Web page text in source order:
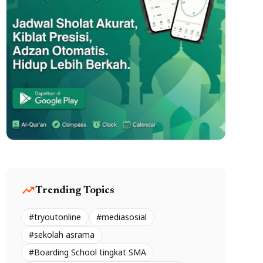
trending_upTrending Topics
#tryoutonline
#mediasosial
#sekolah asrama
#Boarding School tingkat SMA